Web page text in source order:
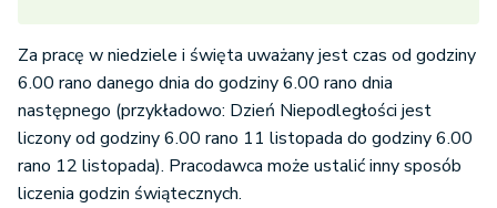
Za pracę w niedziele i święta uważany jest czas od godziny
6.00 rano danego dnia do godziny 6.00 rano dnia
następnego (przykładowo: Dzień Niepodległości jest
liczony od godziny 6.00 rano 11 listopada do godziny 6.00
rano 12 listopada). Pracodawca może ustalić inny sposób
liczenia godzin świątecznych.